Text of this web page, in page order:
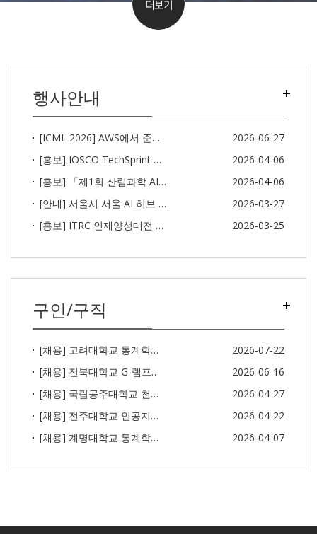
행사안내
[ICML 2026] AWS에서 준비한 AI/ML 연구자를 위한 발표 세션
2026-06-27
[홍보] IOSCO TechSprint 대회
2026-04-06
[홍보] 「제1회 산림과학 AI활용 경진대회」개최 안내
2026-04-06
[안내] 서울시 서울 AI 허브 AI Seoul Fellow 공동연구 참여 안내 (연구비 2,000만원 지원)
2026-03-27
[홍보] ITRC 인재양성대전 2026
2026-03-25
구인/구직
[채용] 고려대학교 통계학과 통계학 전분야/ 통계적 인공지능 분야 2명의 신임교원 초빙
2026-07-22
[채용] 전북대학교 G-램프사업단 램프 포닥 채용공고
2026-06-16
[채용] 국립공주대학교 천안공과대학 컴퓨터공학과 전임교원 초빙
2026-04-27
[채용] 전주대학교 인공지능학과 신임교원 채용
2026-04-22
[채용] 계명대학교 통계학과_정년트랙 전임교원 초빙
2026-04-07